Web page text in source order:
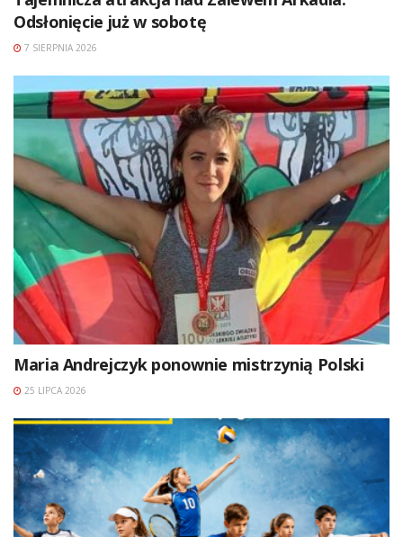
Odsłonięcie już w sobotę
7 SIERPNIA 2026
Maria Andrejczyk ponownie mistrzynią Polski
25 LIPCA 2026